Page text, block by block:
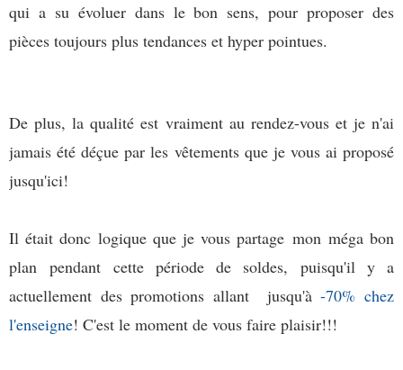
qui a su évoluer dans le bon sens, pour proposer des
pièces toujours plus tendances et hyper pointues.
De plus, la qualité est vraiment au rendez-vous et je n'ai
jamais été déçue par les vêtements que je vous ai proposé
jusqu'ici!
Il était donc logique que je vous partage mon méga bon
plan pendant cette période de soldes, puisqu'il y a
actuellement des promotions allant jusqu'à-70%chez
l'enseigne! C'est le moment de vous faire plaisir!!!